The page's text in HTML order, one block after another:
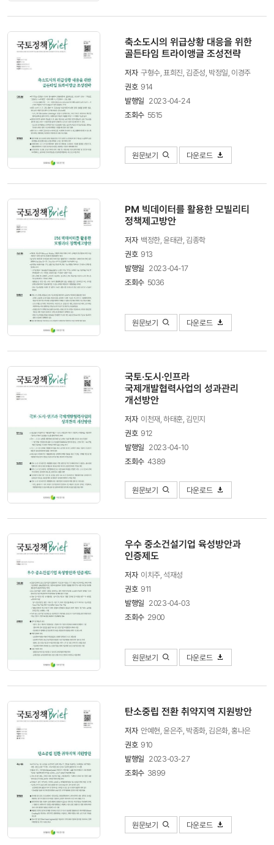
축소도시의 위급상황 대응을 위한
골든타임 트라이앵글 조성전략
저자 구형수, 표희진, 김준성, 박정일, 이경주
권호 914
발행일 2023-04-24
조회수 5515
원문보기 다운로드
PM 빅데이터를 활용한 모빌리티
정책제고방안
저자 백정한, 윤태관, 김종학
권호 913
발행일 2023-04-17
조회수 5036
원문보기 다운로드
국토·도시·인프라
국제개발협력사업의 성과관리
개선방안
저자 이천재, 하태훈, 김민지
권호 912
발행일 2023-04-10
조회수 4389
원문보기 다운로드
우수 중소건설기업 육성방안과
인증제도
저자 이치주, 석재성
권호 911
발행일 2023-04-03
조회수 2900
원문보기 다운로드
탄소중립 전환 취약지역 지원방안
저자 안예현, 윤은주, 박종화, 김은화, 홍나은
권호 910
발행일 2023-03-27
조회수 3899
원문보기 다운로드